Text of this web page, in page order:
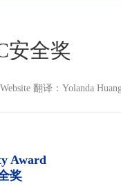
安全奖
翻译：Yolanda
Award
奖